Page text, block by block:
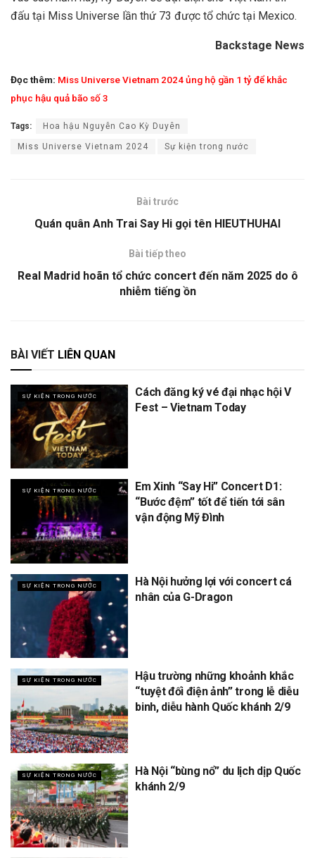
đấu tại Miss Universe lần thứ 73 được tổ chức tại Mexico.
Backstage News
Đọc thêm: Miss Universe Vietnam 2024 ủng hộ gần 1 tỷ để khắc
phục hậu quả bão số 3
Tags: Hoa hậu Nguyễn Cao Kỳ Duyên
Miss Universe Vietnam 2024 Sự kiện trong nước
Bài trước
Quán quân Anh Trai Say Hi gọi tên HIEUTHUHAI
Bài tiếp theo
Real Madrid hoãn tổ chức concert đến năm 2025 do ô
nhiễm tiếng ồn
BÀI VIẾT LIÊN QUAN
SỰ KIỆN TRONG NƯỚC
Cách đăng ký vé đại nhạc hội V
Fest – Vietnam Today
SỰ KIỆN TRONG NƯỚC
Em Xinh “Say Hi” Concert D1:
“Bước đệm” tốt để tiến tới sân
vận động Mỹ Đình
SỰ KIỆN TRONG NƯỚC
Hà Nội hưởng lợi với concert cá
nhân của G-Dragon
SỰ KIỆN TRONG NƯỚC
Hậu trường những khoảnh khắc
“tuyệt đối điện ảnh” trong lễ diễu
binh, diễu hành Quốc khánh 2/9
SỰ KIỆN TRONG NƯỚC
Hà Nội “bùng nổ” du lịch dịp Quốc
khánh 2/9